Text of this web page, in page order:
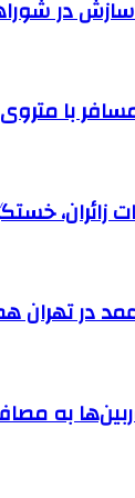
در
زائران،
به